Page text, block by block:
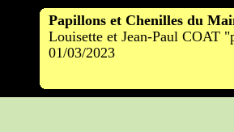
Papillons et Chenilles du
Louisette et Jean-Paul COAT
01/03/2023